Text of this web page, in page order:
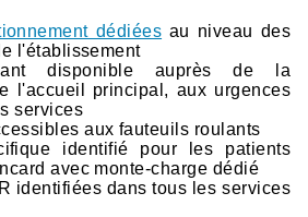
dédiées au niveau des
l'établissement
disponible auprès de la
l'accueil principal, aux urgences
services
aux fauteuils roulants
identifié pour les patients
avec monte-charge dédié
identifiées dans tous les services